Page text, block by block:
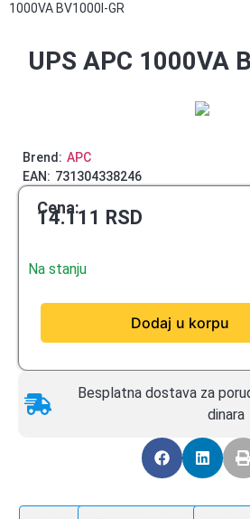
1000VA BV1000I-GR
UPS APC 1000VA
Brend: APC
EAN: 731304338246
Cena:
14.111 RSD
Na stanju
Dodaj u korpu
Besplatna dostava za
dinara